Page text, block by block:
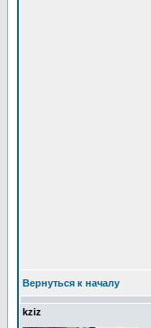
Вернуться к началу
kziz